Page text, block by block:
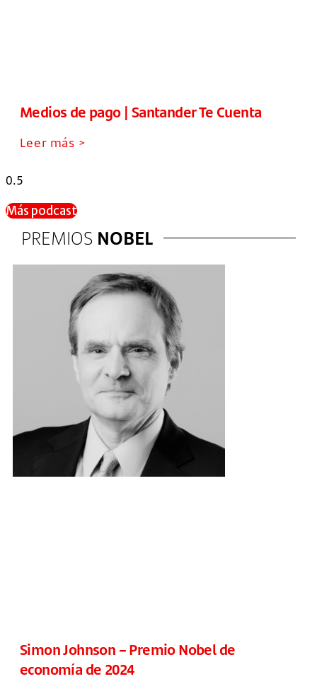
Medios de pago | Santander Te Cuenta
Leer más >
Más podcast
PREMIOS NOBEL
Simon Johnson – Premio Nobel de
economía de 2024